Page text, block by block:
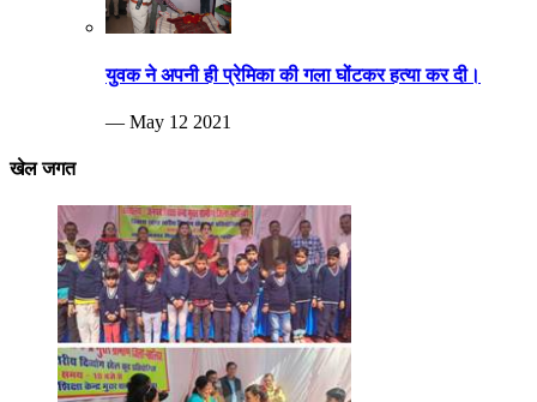
युवक ने अपनी ही प्रेमिका की गला घोंटकर हत्या कर दी।
— May 12 2021
खेल जगत